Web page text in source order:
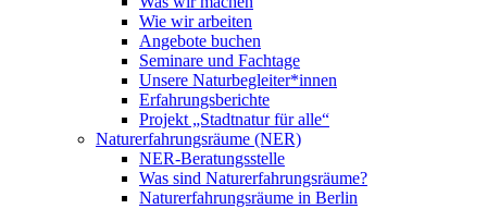
Wie wir arbeiten
Angebote buchen
Seminare und Fachtage
Unsere Naturbegleiter*innen
Erfahrungsberichte
Projekt „Stadtnatur für alle“
Naturerfahrungsräume (NER)
NER-Beratungsstelle
Was sind Naturerfahrungsräume?
Naturerfahrungsräume in Berlin